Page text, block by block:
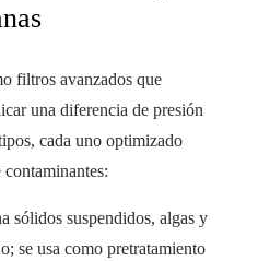
filtros avanzados que
una diferencia de presión
cada uno optimizado
sólidos suspendidos, algas y
se usa como pretratamiento